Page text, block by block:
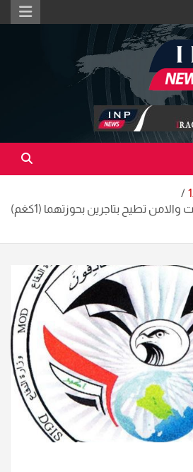
المديرية العامة للاستخبارات والامن تطيح بتاجرين بحوزتهما (1كغم)